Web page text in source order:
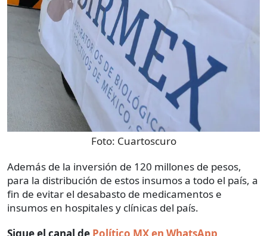
Foto: Cuartoscuro
Además de la inversión de 120 millones de pesos,
para la distribución de estos insumos a todo el país, a
fin de evitar el desabasto de medicamentos e
insumos en hospitales y clínicas del país.
Sigue el canal de Político MX en WhatsApp